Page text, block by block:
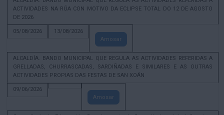
ACTIVIDADES NA RÚA CON MOTIVO DA ECLIPSE TOTAL DO 12 DE AGOSTO
DE 2026
05/08/2026
13/08/2026
Amosar
ALCALDÍA. BANDO MUNICIPAL QUE REGULA AS ACTIVIDADES REFERIDAS A
GRELLADAS, CHURRASCADAS, SARDIÑADAS E SIMILARES E AS OUTRAS
ACTIVIDADES PROPIAS DAS FESTAS DE SAN XOÁN
09/06/2026
Amosar